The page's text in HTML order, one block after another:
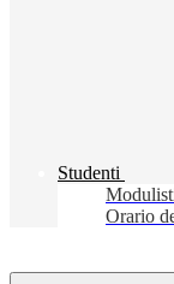
Studenti
Orario